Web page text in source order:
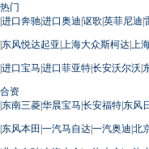
热门
|进口奔驰|进口奥迪|讴歌|英菲尼迪|
|东风悦达起亚| 上海大众斯柯达| 上
|进口宝马|进口菲亚特|长安沃尔沃|
合资
|东南三菱|华晨宝马|长安福特|东风
|东风本田 |一汽马自达|一汽奥迪|北